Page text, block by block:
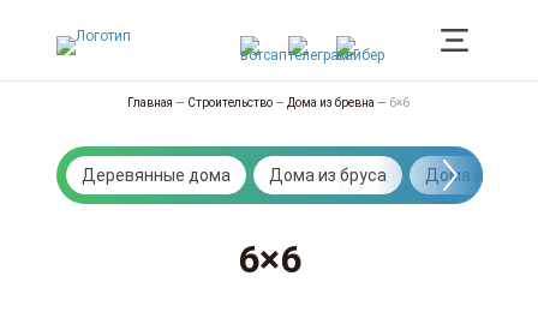
Главная — Строительство— Дома из бревна — 6×6
Деревянные дома Дома из бруса Дома из
6×6